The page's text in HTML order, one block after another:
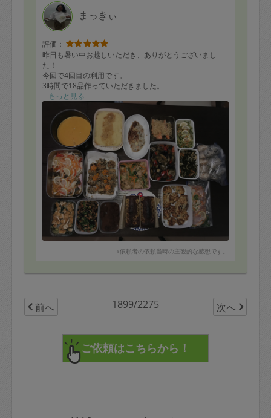
ではなく、他のアレンジでもう一品にしていただきたか
ったなと思いました。
まっきぃ
評価：
昨日も暑い中お越しいただき、ありがとうございまし
た！
今回で4回目の利用です。
3時間で18品作っていただきました。
まだ全て食べてはいませんが、サーモンソテーが家族に
私はやっぱりデザートです♡
産後利用はとりあえず終了となりますが、またぜひ利用
させていただきたいと思います！
ありがとうございました。
1.高野豆腐のごまカツ
2.ひじきの煮物
3.鯵の南蛮漬け
4.揚げ浸し
5.さつまいもトリュフ
6.バナナココアパウンド
7.ジェシーズパイ
8.サーモンガーリックソテー
14.小松菜煮浸し
15.豚肉と小松菜の中華風さっと炒め
17.18.ご飯2種
もっと見る
※依頼者の依頼当時の主観的な感想です。
前へ 1899/2275 次へ